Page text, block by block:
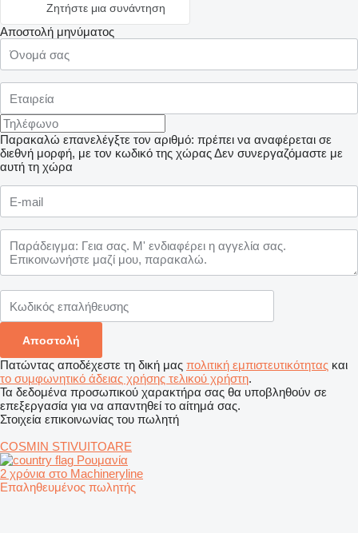
Ζητήστε μια συνάντηση
Αποστολή μηνύματος
Παρακαλώ επανελέγξτε τον αριθμό: πρέπει να αναφέρεται σε
διεθνή μορφή, με τον κωδικό της χώραςΔεν συνεργαζόμαστε με
αυτή τη χώρα
Πατώντας αποδέχεστε τη δική μας πολιτική εμπιστευτικότητας και
το συμφωνητικό άδειας χρήσης τελικού χρήστη.
Τα δεδομένα προσωπικού χαρακτήρα σας θα υποβληθούν σε
επεξεργασία για να απαντηθεί το αίτημά σας.
Στοιχεία επικοινωνίας του πωλητή
COSMIN STIVUITOARE
Ρουμανία
2 χρόνια στο Machineryline
Επαληθευμένος πωλητής